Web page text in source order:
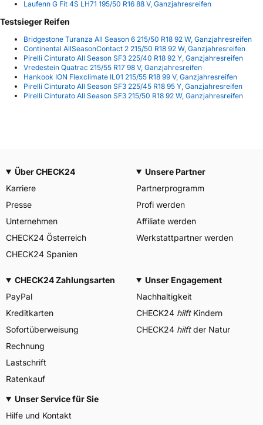
Laufenn G Fit 4S LH71 195/50 R16 88 V, Ganzjahresreifen
Testsieger Reifen
Bridgestone Turanza All Season 6 215/50 R18 92 W, Ganzjahresreifen
Continental AllSeasonContact 2 215/50 R18 92 W, Ganzjahresreifen
Pirelli Cinturato All Season SF3 225/40 R18 92 Y, Ganzjahresreifen
Vredestein Quatrac 215/55 R17 98 V, Ganzjahresreifen
Hankook ION Flexclimate IL01 215/55 R18 99 V, Ganzjahresreifen
Pirelli Cinturato All Season SF3 225/45 R18 95 Y, Ganzjahresreifen
Pirelli Cinturato All Season SF3 215/50 R18 92 W, Ganzjahresreifen
Über CHECK24
Karriere
Presse
Unternehmen
CHECK24 Österreich
CHECK24 Spanien
Unsere Partner
Partnerprogramm
Profi werden
Affiliate werden
Werkstattpartner werden
CHECK24 Zahlungsarten
PayPal
Kreditkarten
Sofortüberweisung
Rechnung
Lastschrift
Ratenkauf
Unser Engagement
Nachhaltigkeit
CHECK24 hilftKindern
CHECK24 hilftder Natur
Unser Service für Sie
Hilfe und Kontakt